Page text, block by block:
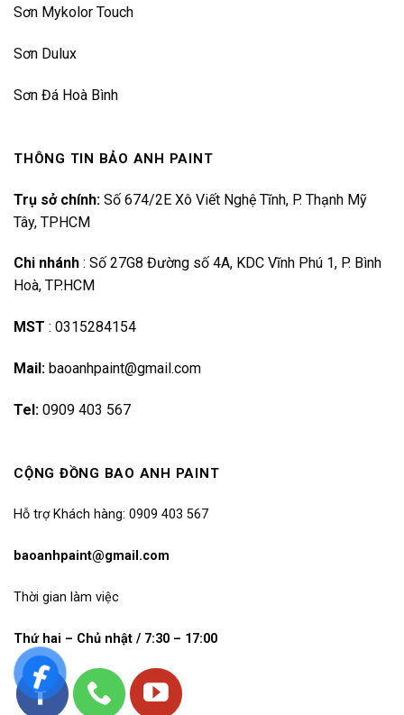
Sơn Mykolor Touch
Sơn Dulux
Sơn Đá Hoà Bình
THÔNG TIN BẢO ANH PAINT
Trụ sở chính: Số 674/2E Xô Viết Nghệ Tĩnh, P. Thạnh Mỹ
Tây, TPHCM
Chi nhánh : Số 27G8 Đường số 4A, KDC Vĩnh Phú 1, P. Bình
Hoà, TP.HCM
MST : 0315284154
Mail: baoanhpaint@gmail.com
Tel: 0909 403 567
CỘNG ĐỒNG BAO ANH PAINT
Hỗ trợ Khách hàng: 0909 403 567
baoanhpaint@gmail.com
Thời gian làm việc
Thứ hai – Chủ nhật / 7:30 – 17:00